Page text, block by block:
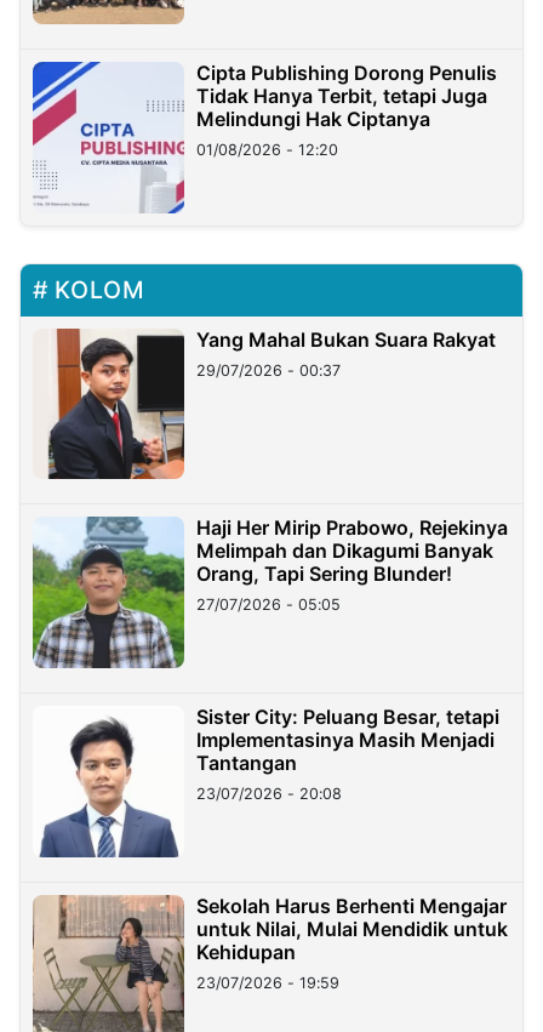
Cipta Publishing Dorong Penulis
Tidak Hanya Terbit, tetapi Juga
Melindungi Hak Ciptanya
01/08/2026 - 12:20
KOLOM
Yang Mahal Bukan Suara Rakyat
29/07/2026 - 00:37
Haji Her Mirip Prabowo, Rejekinya
Melimpah dan Dikagumi Banyak
Orang, Tapi Sering Blunder!
27/07/2026 - 05:05
Sister City: Peluang Besar, tetapi
Implementasinya Masih Menjadi
Tantangan
23/07/2026 - 20:08
Sekolah Harus Berhenti Mengajar
untuk Nilai, Mulai Mendidik untuk
Kehidupan
23/07/2026 - 19:59